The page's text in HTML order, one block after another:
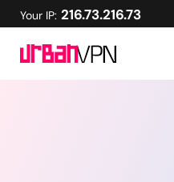
Your IP: 216.73.216.73